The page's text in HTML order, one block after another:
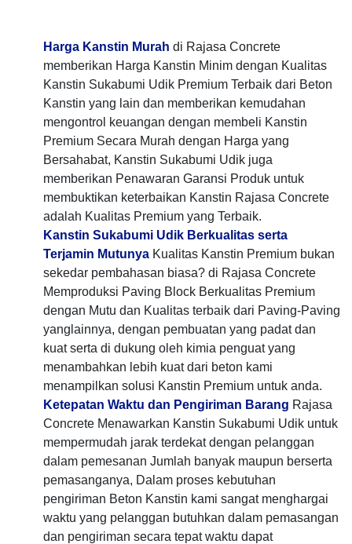
Harga Kanstin Murah di Rajasa Concrete
memberikan Harga Kanstin Minim dengan Kualitas
Kanstin Sukabumi Udik Premium Terbaik dari Beton
Kanstin yang lain dan memberikan kemudahan
mengontrol keuangan dengan membeli Kanstin
Premium Secara Murah dengan Harga yang
Bersahabat, Kanstin Sukabumi Udik juga
memberikan Penawaran Garansi Produk untuk
membuktikan keterbaikan Kanstin Rajasa Concrete
adalah Kualitas Premium yang Terbaik.
Kanstin Sukabumi Udik Berkualitas serta
Terjamin Mutunya Kualitas Kanstin Premium bukan
sekedar pembahasan biasa? di Rajasa Concrete
Memproduksi Paving Block Berkualitas Premium
dengan Mutu dan Kualitas terbaik dari Paving-Paving
yanglainnya, dengan pembuatan yang padat dan
kuat serta di dukung oleh kimia penguat yang
menambahkan lebih kuat dari beton kami
menampilkan solusi Kanstin Premium untuk anda.
Ketepatan Waktu dan Pengiriman Barang Rajasa
Concrete Menawarkan Kanstin Sukabumi Udik untuk
mempermudah jarak terdekat dengan pelanggan
dalam pemesanan Jumlah banyak maupun berserta
pemasanganya, Dalam proses kebutuhan
pengiriman Beton Kanstin kami sangat menghargai
waktu yang pelanggan butuhkan dalam pemasangan
dan pengiriman secara tepat waktu dapat